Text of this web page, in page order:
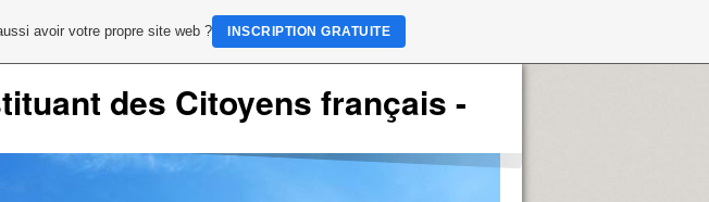
des Citoyens français -
avoir votre propre site web ? INSCRIPTION GRATUITE